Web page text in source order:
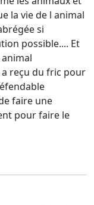
la vie de l animal
si
possible.... Et
reçu du fric pour
faire une
pour faire le